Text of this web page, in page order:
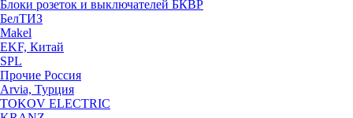
Блоки розеток и выключателей БКВР
БелТИЗ
Makel
EKF, Китай
SPL
Прочие Россия
Arvia, Турция
TOKOV ELECTRIC